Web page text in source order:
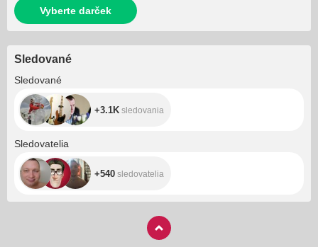
Vyberte darček
Sledované
Sledované
+3.1K sledovania
Sledovatelia
+540 sledovatelia